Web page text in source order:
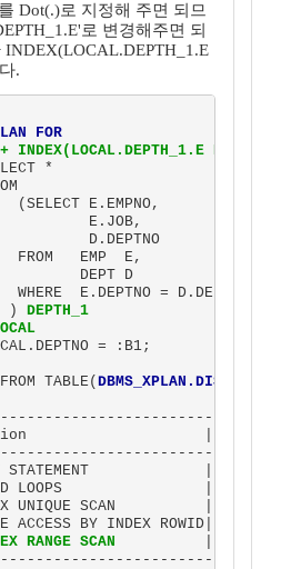
Dot(.)로 지정해 주면 되므
로 변경해주면 되
.
FOR
INDEX(LOCAL.DEPTH_1.E EMP_N1)
*
(SELECT E.EMPNO,
E.JOB,
D.DEPTNO
FROM   EMP  E,
DEPT D
WHERE  E.DEPTNO = D.DEPTNO
)
DEPTH_1
LOCAL.DEPTNO = :B1;
TABLE(DBMS_XPLAN.DISPLAY
| Name    |
STATEMENT             |
LOOPS                |
UNIQUE SCAN          |
ACCESS BY INDEX ROWID|
RANGE SCAN